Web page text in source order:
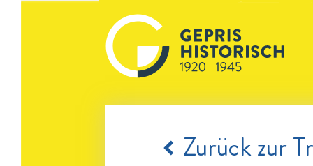
Zurück zur